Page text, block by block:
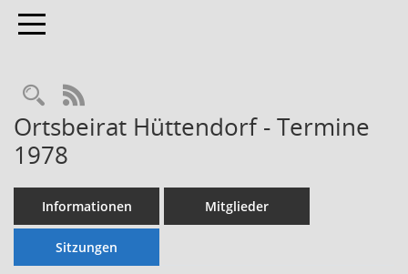
Toggle navigation
Rechercheauswahl
RSS-Feed
Ortsbeirat Hüttendorf - Termine
1978
Informationen Mitglieder
Sitzungen